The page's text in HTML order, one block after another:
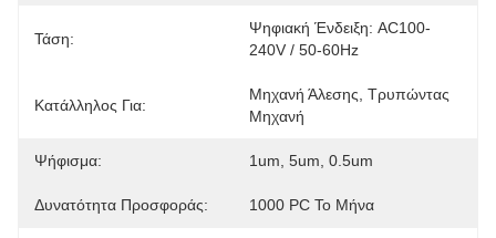
Τάση:
Ψηφιακή Ένδειξη: AC100-
240V / 50-60Hz
Κατάλληλος Για:
Μηχανή Άλεσης, Τρυπώντας
Μηχανή
Ψήφισμα: 1um, 5um, 0.5um
Δυνατότητα Προσφοράς: 1000 PC Το Μήνα